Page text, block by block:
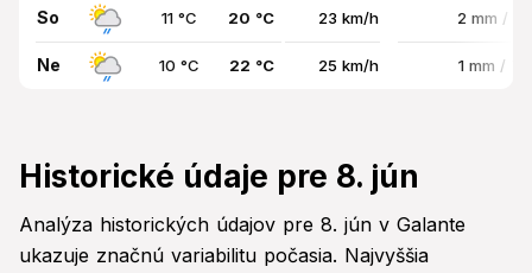
So 11 °C 20 °C 23 km/h 2 mm /
Ne 10 °C 22 °C 25 km/h 1 mm /
Historické údaje pre 8. jún
Analýza historických údajov pre 8. jún v Galante
ukazuje značnú variabilitu počasia. Najvyššia